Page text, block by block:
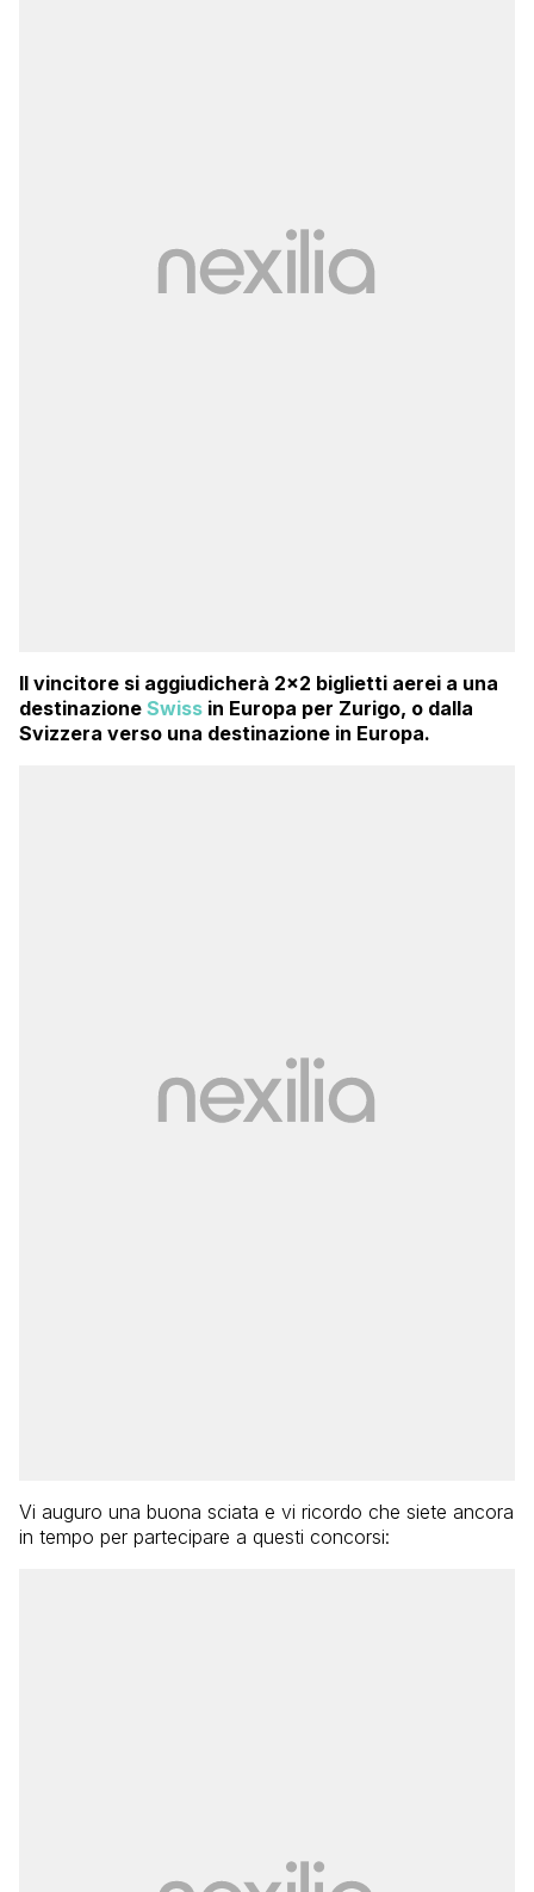
Il vincitore si aggiudicherà 2×2 biglietti aerei a una
destinazione Swiss in Europa per Zurigo, o dalla
Svizzera verso una destinazione in Europa.
Vi auguro una buona sciata e vi ricordo che siete ancora
in tempo per partecipare a questi concorsi: